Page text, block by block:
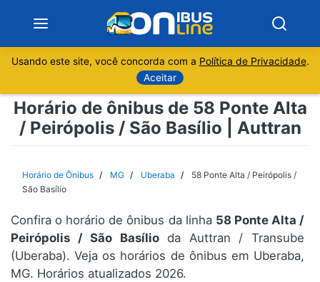
Sobre
São Paulo
Rio de Janeiro
Espírito Santo
Usando este site, você concorda com a Política de Privacidade.
Aceitar
Horário de ônibus de 58 Ponte Alta
/ Peirópolis / São Basílio | Auttran
Horário de Ônibus MG Uberaba
58 Ponte Alta / Peirópolis /
São Basílio
Confira o horário de ônibus da linha 58 Ponte Alta /
Peirópolis / São Basílioda Auttran / Transube
(Uberaba). Veja os horários de ônibus em Uberaba,
MG. Horários atualizados 2026.